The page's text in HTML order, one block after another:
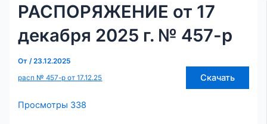
РАСПОРЯЖЕНИЕ от 17
декабря 2025 г. № 457-р
От/23.12.2025
расп № 457-р от 17.12.25
Скачать
Просмотры 338